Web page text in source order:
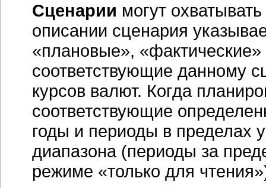
Сценарии могут
описании сценария
«плановые»,
соответствующие данному
курсов валют. Когда
соответствующие
годы и периоды в пределах
диапазона (периоды за
режиме «только для